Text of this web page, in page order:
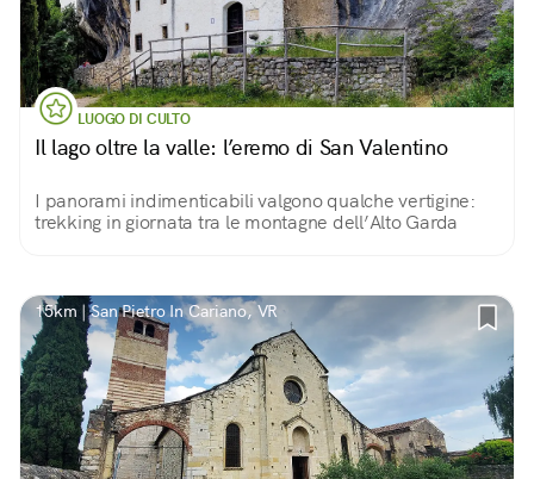
LUOGO DI CULTO
Il lago oltre la valle: l’eremo di San Valentino
I panorami indimenticabili valgono qualche vertigine:
trekking in giornata tra le montagne dell’Alto Garda
15km | San Pietro In Cariano, VR